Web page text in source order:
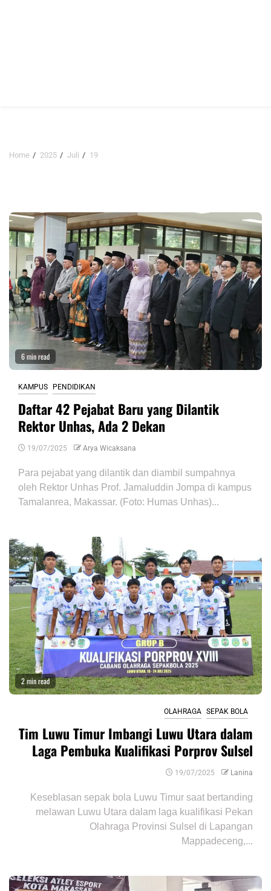
Home 2025 Juli 19
6 min read
KAMPUS PENDIDIKAN
Daftar 42 Pejabat Baru yang Dilantik
Rektor Unhas, Ada 2 Dekan
19/07/2025 Arya Wicaksana
Para pejabat yang dilantik dan diambil sumpahnya
oleh Rektor Unhas Prof. Jamaluddin Jompa di kampus
Tamalanrea, Makassar. (Foto: Humas Unhas)...
2 min read
OLAHRAGA SEPAK BOLA
Tim Luwu Timur Imbangi Luwu Utara dalam
Laga Pembuka Kualifikasi Porprov Sulsel
19/07/2025 Lanina
Keseblasan sepak bola Luwu Timur saat bertanding
melawan Luwu Utara dalam laga kualifikasi Pekan
Olahraga Provinsi Sulsel di Lapangan
Mappadeceng,...